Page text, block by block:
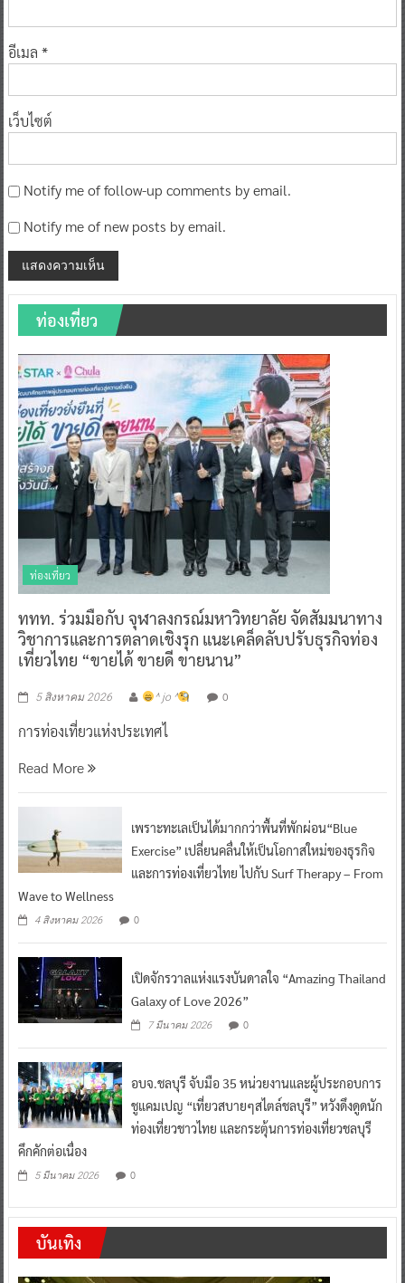
อีเมล *
เว็บไซต์
Notify me of follow-up comments by email.
Notify me of new posts by email.
ท่องเที่ยว
ท่องเที่ยว
ททท. ร่วมมือกับ จุฬาลงกรณ์มหาวิทยาลัย จัดสัมมนาทาง
วิชาการและการตลาดเชิงรุก แนะเคล็ดลับปรับธุรกิจท่อง
เที่ยวไทย “ขายได้ ขายดี ขายนาน”
5 สิงหาคม 2026 ^ jo ^ 0
การท่องเที่ยวแห่งประเทศไ
Read More
เพราะทะเลเป็นได้มากกว่าพื้นที่พักผ่อน“Blue
Exercise” เปลี่ยนคลื่นให้เป็นโอกาสใหม่ของธุรกิจ
และการท่องเที่ยวไทย ไปกับ Surf Therapy – From
Wave to Wellness
4 สิงหาคม 2026 0
เปิดจักรวาลแห่งแรงบันดาลใจ “Amazing Thailand
Galaxy of Love 2026”
7 มีนาคม 2026 0
อบจ.ชลบุรี จับมือ 35 หน่วยงานและผู้ประกอบการ
ชูแคมเปญ “เที่ยวสบายๆสไตล์ชลบุรี” หวังดึงดูดนัก
ท่องเที่ยวชาวไทย และกระตุ้นการท่องเที่ยวชลบุรี
คึกคักต่อเนื่อง
5 มีนาคม 2026 0
บันเทิง